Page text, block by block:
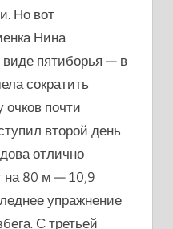
Но вот
Нина
виде пятиборья — в
сократить
очков почти
второй день
отлично
на 80 м — 10,9
упражнение
С третьей